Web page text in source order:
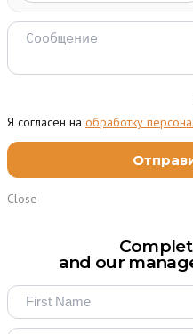
Я согласен на обработку
Close
and our